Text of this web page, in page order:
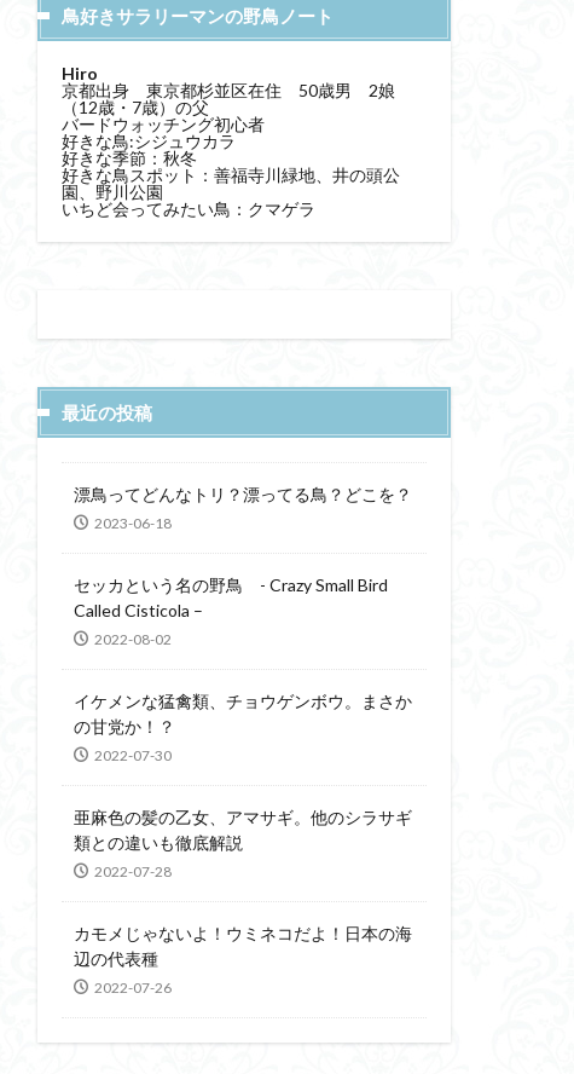
鳥好きサラリーマンの野鳥ノート
Hiro
京都出身 東京都杉並区在住 50歳男 2娘
（12歳・7歳）の父
バードウォッチング初心者
好きな鳥:シジュウカラ
好きな季節：秋冬
好きな鳥スポット：善福寺川緑地、井の頭公
園、野川公園
いちど会ってみたい鳥：クマゲラ
最近の投稿
漂鳥ってどんなトリ？漂ってる鳥？どこを？
2023-06-18
セッカという名の野鳥 - Crazy Small Bird
Called Cisticola –
2022-08-02
イケメンな猛禽類、チョウゲンボウ。まさか
の甘党か！？
2022-07-30
亜麻色の髪の乙女、アマサギ。他のシラサギ
類との違いも徹底解説
2022-07-28
カモメじゃないよ！ウミネコだよ！日本の海
辺の代表種
2022-07-26